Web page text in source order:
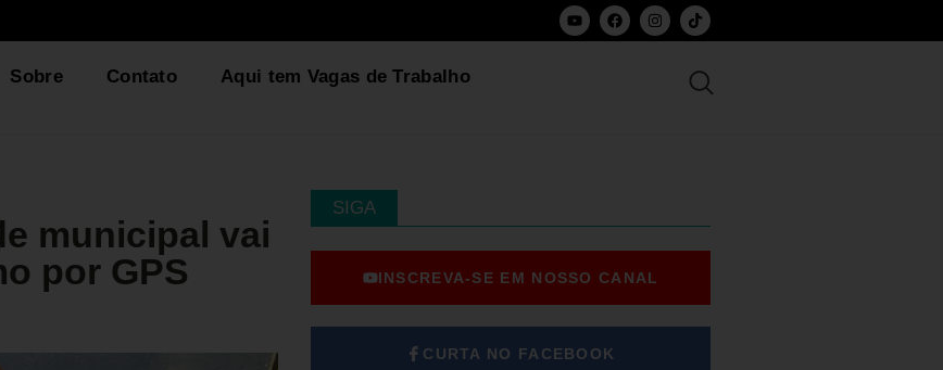
Sobre Contato Aqui tem Vagas de Trabalho
municipal vai
por GPS
SIGA
INSCREVA-SE EM NOSSO CANAL
CURTA NO FACEBOOK